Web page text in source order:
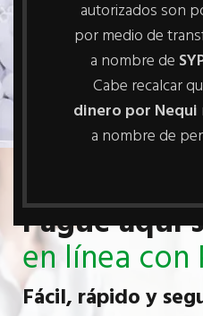
autorizados son
por medio de
a nombre de
Cabe recalcar
dinero por Nequi
a nombre de
Somos una empresa
tecnología puesta al
una mayor
Pague aquí
en línea con
Fácil, rápido y